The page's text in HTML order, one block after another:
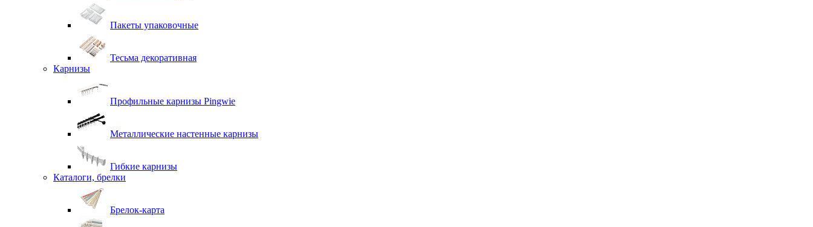
Пакеты упаковочные
Тесьма декоративная
Карнизы
Профильные карнизы Pingwie
Металлические настенные карнизы
Гибкие карнизы
Каталоги, брелки
Брелок-карта